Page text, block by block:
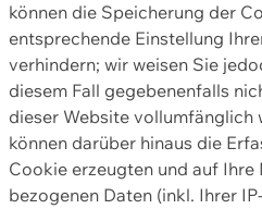
können die Speicherung der
entsprechende Einstellung
verhindern; wir weisen Sie
diesem Fall gegebenenfalls
dieser Website vollumfänglich
können darüber hinaus die
Cookie erzeugten und auf
bezogenen Daten (inkl. Ihrer